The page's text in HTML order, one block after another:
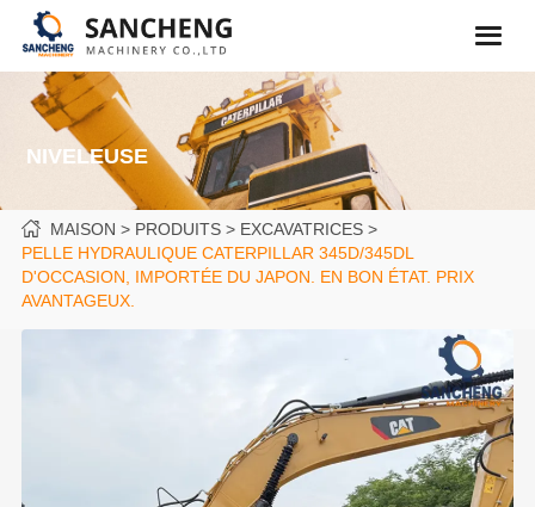
NIVELEUSE
MAISON PRODUITS
EXCAVATRICES
PELLE HYDRAULIQUE CATERPILLAR 345D/345DL
D'OCCASION, IMPORTÉE DU JAPON. EN BON ÉTAT. PRIX
AVANTAGEUX.